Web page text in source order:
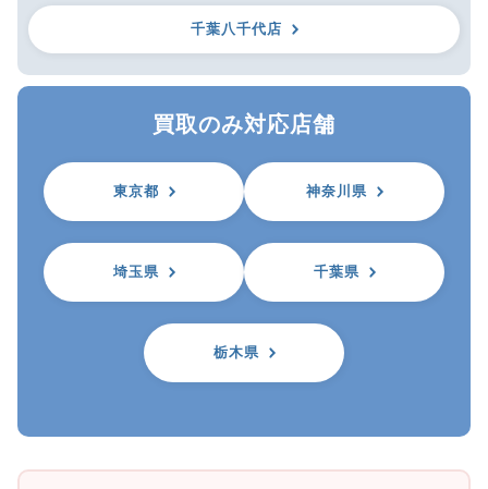
千葉八千代店
買取のみ対応店舗
東京都 神奈川県
埼玉県 千葉県
栃木県